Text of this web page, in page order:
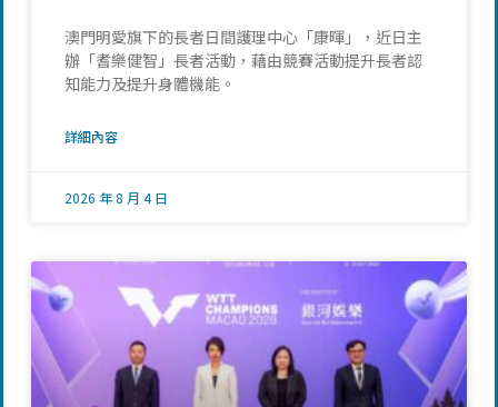
澳門明愛旗下的長者日間護理中心「康暉」，近日主
辦「耆樂健智」長者活動，藉由競賽活動提升長者認
知能力及提升身體機能。
詳細內容
2026 年 8 月 4 日